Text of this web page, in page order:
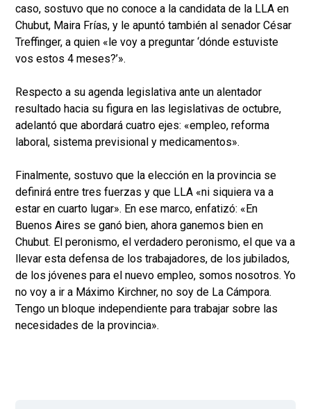
caso, sostuvo que no conoce a la candidata de la LLA en
Chubut, Maira Frías, y le apuntó también al senador César
Treffinger, a quien «le voy a preguntar ‘dónde estuviste
vos estos 4 meses?’».
Respecto a su agenda legislativa ante un alentador
resultado hacia su figura en las legislativas de octubre,
adelantó que abordará cuatro ejes: «empleo, reforma
laboral, sistema previsional y medicamentos».
Finalmente, sostuvo que la elección en la provincia se
definirá entre tres fuerzas y que LLA «ni siquiera va a
estar en cuarto lugar». En ese marco, enfatizó: «En
Buenos Aires se ganó bien, ahora ganemos bien en
Chubut. El peronismo, el verdadero peronismo, el que va a
llevar esta defensa de los trabajadores, de los jubilados,
de los jóvenes para el nuevo empleo, somos nosotros. Yo
no voy a ir a Máximo Kirchner, no soy de La Cámpora.
Tengo un bloque independiente para trabajar sobre las
necesidades de la provincia».